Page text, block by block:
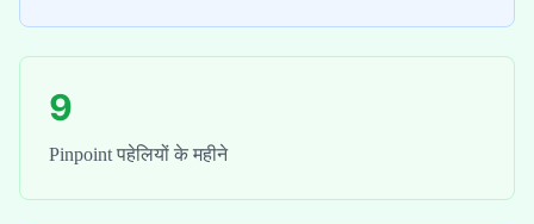
9
Pinpoint पहेलियों के महीने